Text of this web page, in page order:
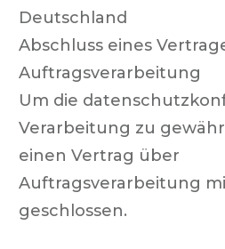
Deutschland
Abschluss eines
Auftragsverarbeitung
Um die
Verarbeitung zu
einen Vertrag über
Auftragsverarbeitung
geschlossen.